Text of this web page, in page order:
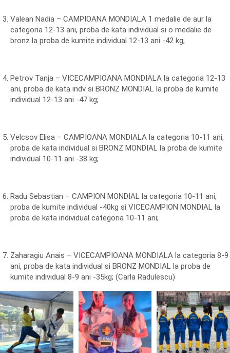
Valean Nadia – CAMPIOANA MONDIALA 1 medalie de aur la
categoria 12-13 ani, proba de kata individual si o medalie de
bronz la proba de kumite individual 12-13 ani -42 kg;
Petrov Tanja – VICECAMPIOANA MONDIALA la categoria 12-13
ani, proba de kata indv si BRONZ MONDIAL la proba de kumite
individual 12-13 ani -47 kg;
Velcsov Elisa – CAMPIOANA MONDIALA la categoria 10-11 ani,
proba de kata individual si BRONZ MONDIAL la proba de kumite
individual 10-11 ani -38 kg;
Radu Sebastian – CAMPION MONDIAL la categoria 10-11 ani,
proba de kumite individual -40kg si VICECAMPION MONDIAL la
proba de kata individual categoria 10-11 ani;
Zaharagiu Anais – VICECAMPIOANA MONDIALA la categoria 8-9
ani, proba de kata individual si BRONZ MONDIAL la proba de
kumite individual 8-9 ani -35kg; (Carla Radulescu)